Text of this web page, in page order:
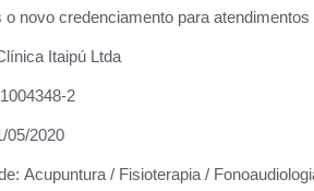
o novo credenciamento para
Itaipú Ltda
2
05/2020
Acupuntura / Fisioterapia /